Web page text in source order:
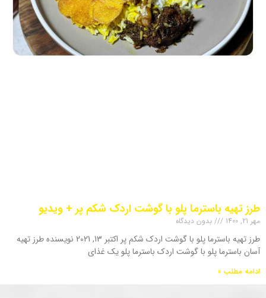
طرز تهیه باسترما پلو با گوشت اردک شکم پر + ویدیو
مهر 21, 1400 بدون دیدگاه
طرز تهیه باسترما پلو با گوشت اردک شکم پر اکتبر 13, 2021 نویسنده طرز تهیه
آسان باسترما پلو با گوشت اردک باسترما پلو یک غذای
ادامه مطلب »